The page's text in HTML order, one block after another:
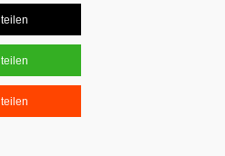
teilen
teilen
teilen